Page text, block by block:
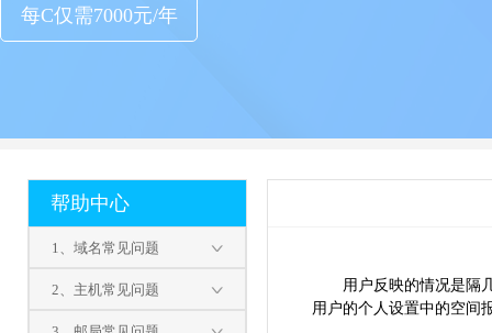
每C仅需7000元/年
帮助中心
1、域名常见问题
2、主机常见问题
用户反映的情况是隔
用户的个人设置中的空间